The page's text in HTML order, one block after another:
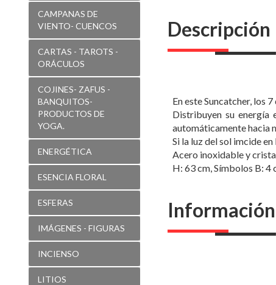
CAMPANAS DE
VIENTO- CUENCOS
CARTAS - TAROTS -
ORÁCULOS
COJINES- ZAFUS -
BANQUITOS-
PRODUCTOS DE
YOGA.
ENERGÉTICA
ESENCIA FLORAL
ESFERAS
IMÁGENES - FIGURAS
INCIENSO
LITIOS
Descripción
En este Suncatcher, los
Distribuyen su energía
automáticamente hacia
Si la luz del sol imcide
Acero inoxidable y
H: 63 cm, Símbolos B: 4